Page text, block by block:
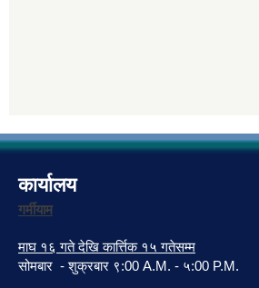
कार्यालय
गर्मीयाम
माघ १६ गते देखि कार्त्तिक १५ गतेसम्म
सोमबार - शुक्रबार ९:00 A.M. - ५:00 P.M.